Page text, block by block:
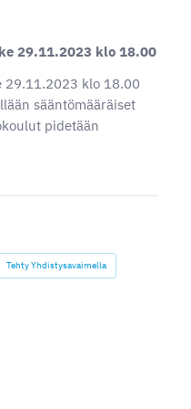
29.11.2023 klo 18.00
29.11.2023 klo 18.00
sääntömääräiset
pidetään
Tehty Yhdistysavaimella